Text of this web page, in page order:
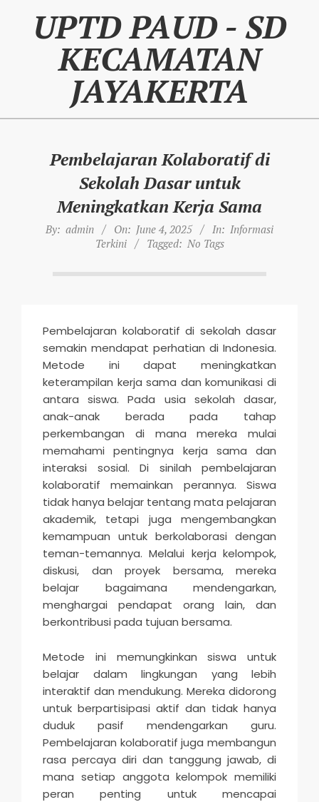
contentUPTD PAUD - SD
KECAMATAN
JAYAKERTA
Pembelajaran Kolaboratif di
Sekolah Dasar untuk
Meningkatkan Kerja Sama
By: admin On: June 4, 2025 In: Informasi
Terkini
Tagged: No Tags
Pembelajaran kolaboratif di sekolah dasar
semakin mendapat perhatian di Indonesia.
Metode ini dapat meningkatkan
keterampilan kerja sama dan komunikasi di
antara siswa. Pada usia sekolah dasar,
anak-anak berada pada tahap
perkembangan di mana mereka mulai
memahami pentingnya kerja sama dan
interaksi sosial. Di sinilah pembelajaran
kolaboratif memainkan perannya. Siswa
tidak hanya belajar tentang mata pelajaran
akademik, tetapi juga mengembangkan
kemampuan untuk berkolaborasi dengan
teman-temannya. Melalui kerja kelompok,
diskusi, dan proyek bersama, mereka
belajar bagaimana mendengarkan,
menghargai pendapat orang lain, dan
berkontribusi pada tujuan bersama.
Metode ini memungkinkan siswa untuk
belajar dalam lingkungan yang lebih
interaktif dan mendukung. Mereka didorong
untuk berpartisipasi aktif dan tidak hanya
duduk pasif mendengarkan guru.
Pembelajaran kolaboratif juga membangun
rasa percaya diri dan tanggung jawab, di
mana setiap anggota kelompok memiliki
peran penting untuk mencapai